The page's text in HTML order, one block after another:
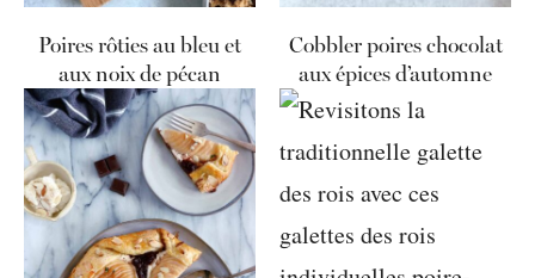
Poires rôties au bleu et
aux noix de pécan
Cobbler poires chocolat
aux épices d’automne